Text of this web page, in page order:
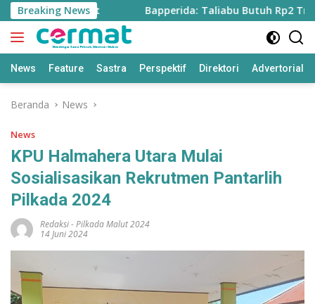
Langsung
ke
konten
Breaking News
Pusat Bapperida: Taliabu Butuh Rp2
News Feature Sastra Perspektif Direktori Advertorial
Beranda News
News
KPU Halmahera Utara Mulai
Sosialisasikan Rekrutmen Pantarlih
Pilkada 2024
Redaksi-Pilkada Malut 2024
14 Juni 2024